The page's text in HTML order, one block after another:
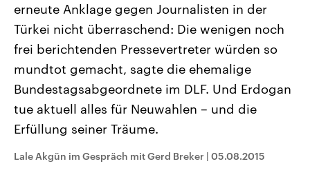
USA
Aktuelle Beiträge, Analysen und
Hintergründe
Wirtschaftlich und militärisch
gehören die Vereinigten Staaten zu
den mächtigsten Ländern der Erde,
mit großem Einfluss auf das
aktuelle Weltgeschehen.
Nahostkonflikt
Aktuelle Lage und
Der Überfall der
Terrororganisation Hamas
Oktober 2023 auf Israel
Region wieder die
Israel möchte die Hamas
Diese wird wie die
Libanon vom Iran
Sendungen Programm
erneute Anklage gegen Journalisten in der
Türkei nicht überraschend: Die wenigen noch
frei berichtenden Pressevertreter würden so
mundtot gemacht, sagte die ehemalige
Bundestagsabgeordnete im DLF. Und Erdogan
tue aktuell alles für Neuwahlen – und die
Erfüllung seiner Träume.
Lale Akgün im Gespräch mit Gerd Breker | 05.08.2015